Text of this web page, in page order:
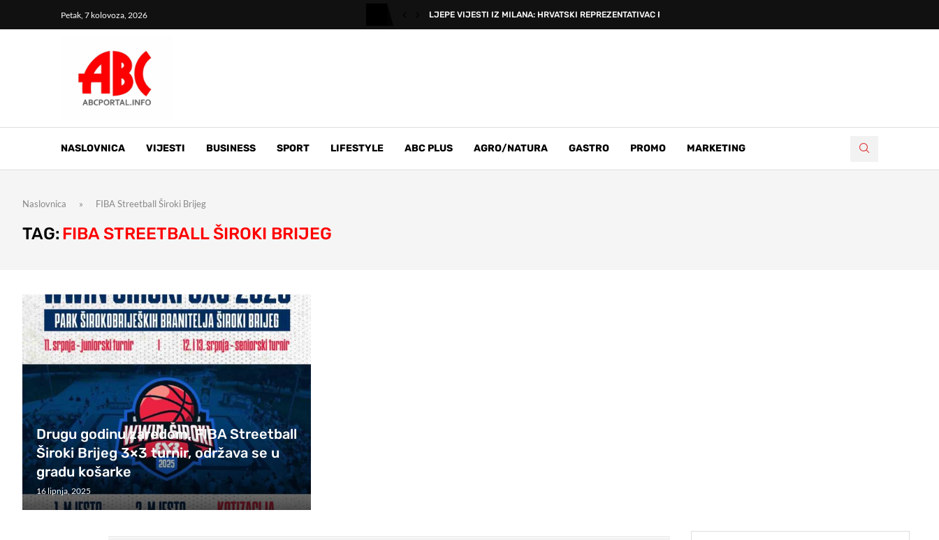
Petak, 7 kolovoza, 2026 LJEPE VIJESTI IZ MILANA: HRVATSKI REPREZENTATIVAC PETAR SUČIĆ...
NASLOVNICA VIJESTI BUSINESS SPORT LIFESTYLE ABC PLUS AGRO/NATURA GASTRO PROMO MARKETING
Naslovnica » FIBA Streetball Široki Brijeg
TAG: FIBA STREETBALL ŠIROKI BRIJEG
Drugu godinu zaredom, FIBA Streetball
Široki Brijeg 3×3 turnir, održava se u
gradu košarke
16 lipnja, 2025